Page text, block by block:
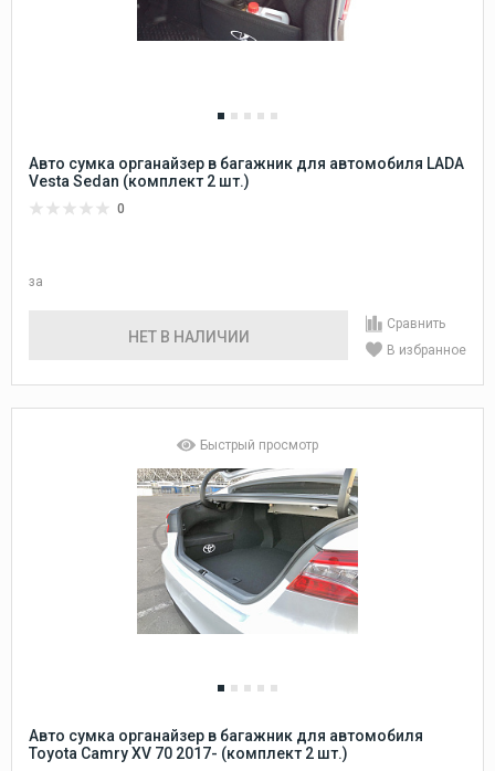
Авто сумка органайзер в багажник для автомобиля LADA
Vesta Sedan (комплект 2 шт.)
0
за
НЕТ В НАЛИЧИИ
Сравнить
В избранное
Быстрый просмотр
Авто сумка органайзер в багажник для автомобиля
Toyota Camry XV 70 2017- (комплект 2 шт.)